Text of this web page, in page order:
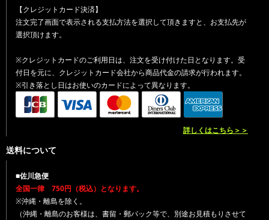
【クレジットカード決済】
注文完了画面で表示される支払方法を選択して頂きますと、お支払先が
選択頂けます。
※クレジットカードのご利用日は、注文を受け付けた日となります。受
付日を元に、クレジットカード会社から商品代金の請求が行われます。
※引き落とし日はお使いのカードによって異なります。
詳しくはこちら＞＞
送料について
■佐川急便
全国一律 750円（税込）となります。
※沖縄・離島を除く。
（沖縄・離島のお客様は、書留・郵パック等で、別途お見積もりさせて